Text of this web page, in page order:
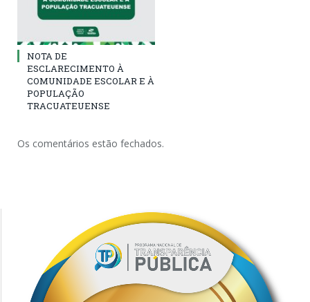
NOTA DE
ESCLARECIMENTO À
COMUNIDADE ESCOLAR E À
POPULAÇÃO
TRACUATEUENSE
Os comentários estão fechados.